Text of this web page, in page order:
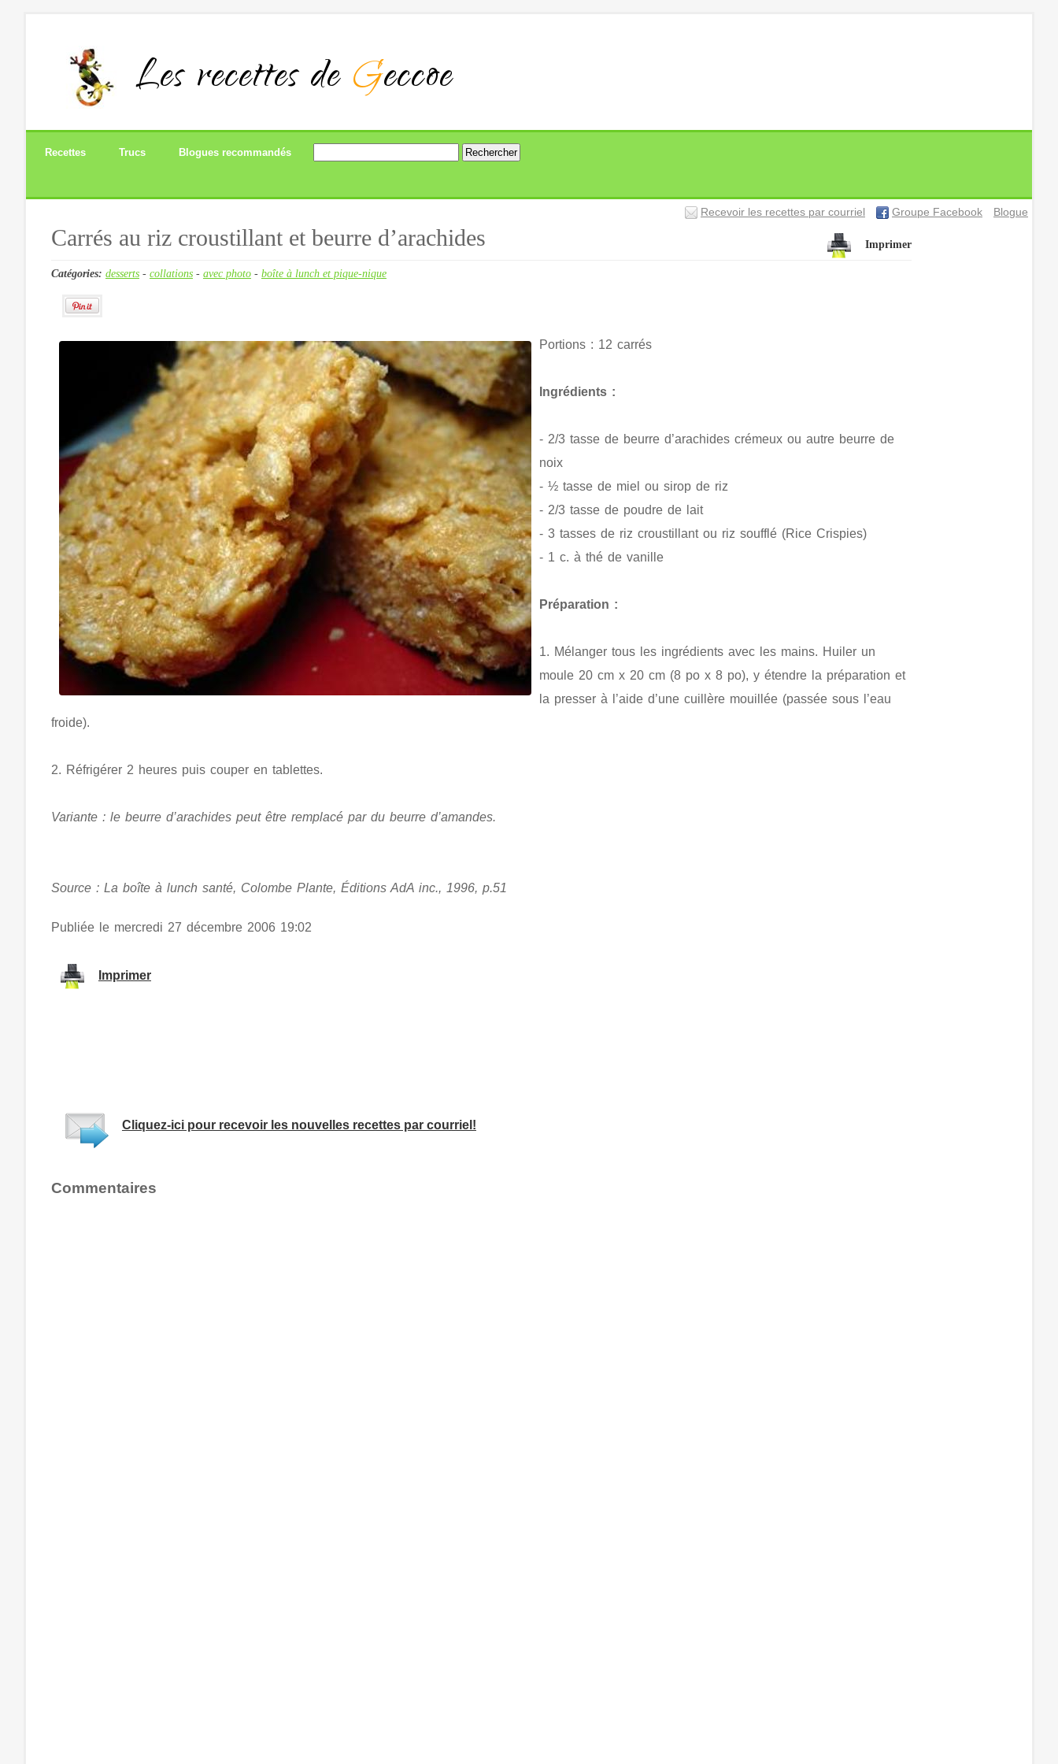
Les recettes de Geccoe
Recettes Trucs Blogues recommandés
Recevoir les recettes par courriel Groupe Facebook Blogue
Carrés au riz croustillant et beurre d’arachides Imprimer
Catégories: desserts- collations- avec photo- boîte à lunch et pique-nique
Portions : 12 carrés
Ingrédients :
- 2/3 tasse de beurre d’arachides crémeux ou autre beurre de
noix
- ½ tasse de miel ou sirop de riz
- 2/3 tasse de poudre de lait
- 3 tasses de riz croustillant ou riz soufflé (Rice Crispies)
- 1 c. à thé de vanille
Préparation :
1. Mélanger tous les ingrédients avec les mains. Huiler un
moule 20 cm x 20 cm (8 po x 8 po), y étendre la préparation et
la presser à l’aide d’une cuillère mouillée (passée sous l’eau
froide).
2. Réfrigérer 2 heures puis couper en tablettes.
Variante : le beurre d’arachides peut être remplacé par du beurre d’amandes.
Source : La boîte à lunch santé, Colombe Plante, Éditions AdA inc., 1996, p.51
Publiée le mercredi 27 décembre 2006 19:02
Imprimer
Cliquez-ici pour recevoir les nouvelles recettes par courriel!
Commentaires